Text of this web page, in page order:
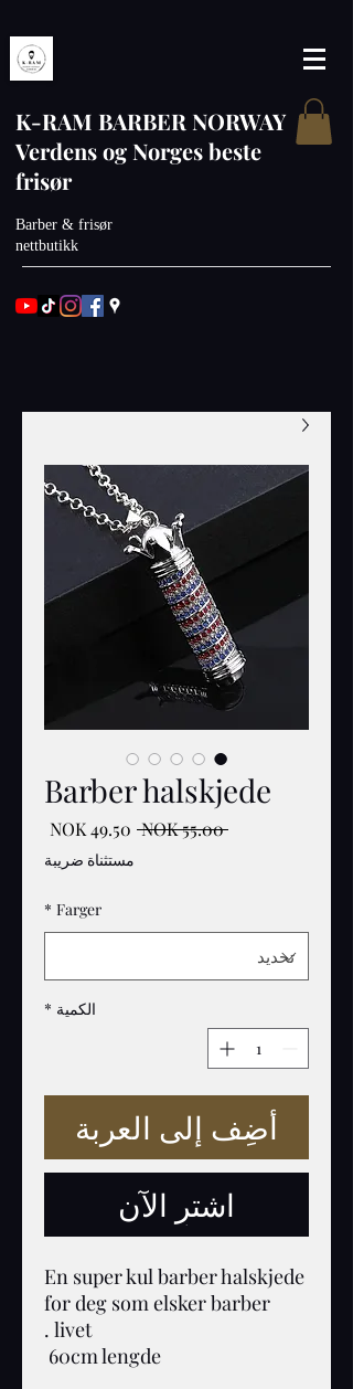
K-RAM BARBER NORWAY
Verdens og Norges beste
frisør
Barber & frisør
nettbutikk
Barber halskjede
‏55.00 NOK
سعر
عادي
سعر
مستثناة ضريبة
Farger
*
الكمية *
أضِف إلى العربة
اشترِ الآن
En super kul barber halskjede
for deg som elsker barber
60cm lengde